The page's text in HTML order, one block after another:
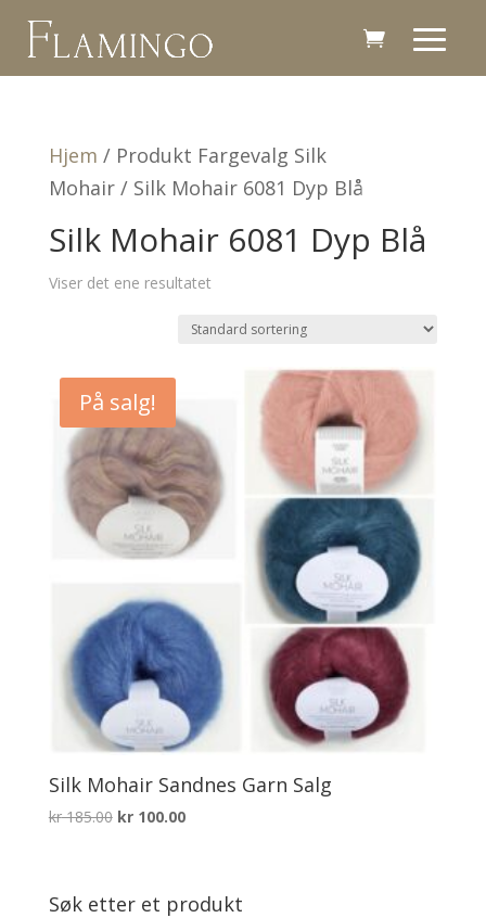
Hjem / Produkt Fargevalg Silk
Mohair / Silk Mohair 6081 Dyp Blå
Silk Mohair 6081 Dyp Blå
Viser det ene resultatet
På salg!
Silk Mohair Sandnes Garn Salg
kr185.00 Opprinnelig
kr100.00Nåværende
Søk etter et produkt